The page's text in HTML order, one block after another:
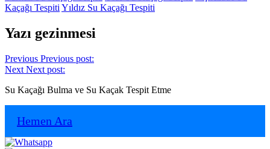
Kaçağı TespitiYıldız Su Kaçağı Tespiti
Yazı gezinmesi
Previous Previous post:
Next Next post:
Su Kaçağı Bulma ve Su Kaçak Tespit Etme
Hemen Ara